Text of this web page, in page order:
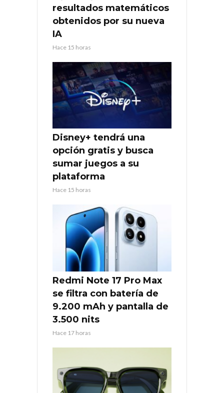
resultados matemáticos
obtenidos por su nueva
IA
Hace 15 horas
Disney+ tendrá una
opción gratis y busca
sumar juegos a su
plataforma
Hace 15 horas
Redmi Note 17 Pro Max
se filtra con batería de
9.200 mAh y pantalla de
3.500 nits
Hace 17 horas